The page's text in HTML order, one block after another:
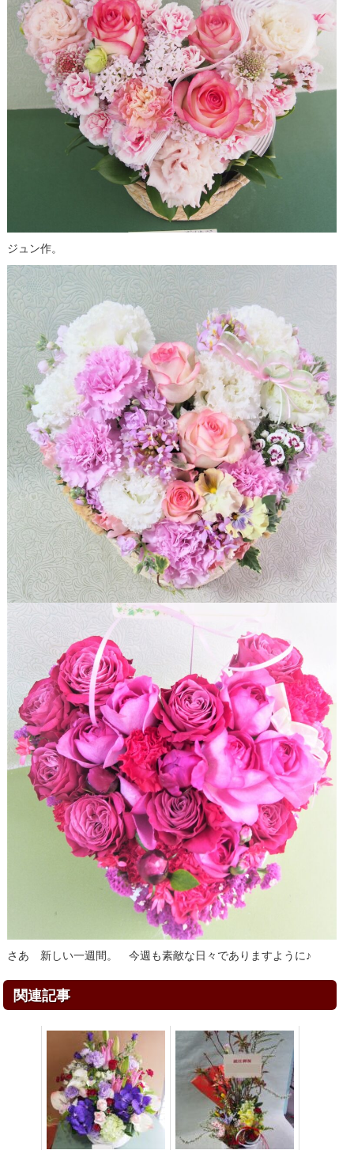
ジュン作。
さあ 新しい一週間。 今週も素敵な日々でありますように♪
関連記事